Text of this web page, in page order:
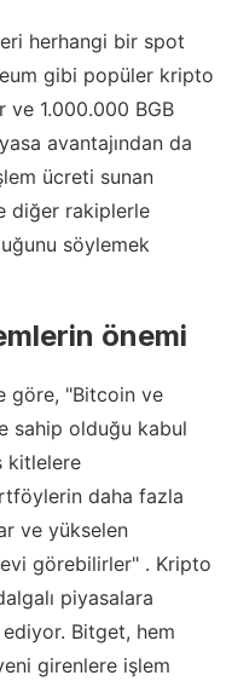
herhangi bir spot
gibi popüler kripto
ve 1.000.000 BGB
avantajından da
ücreti sunan
diğer rakiplerle
söylemek
önemi
göre, "Bitcoin ve
sahip olduğu kabul
kitlelere
daha fazla
ve yükselen
görebilirler" . Kripto
piyasalara
Bitget, hem
girenlere işlem